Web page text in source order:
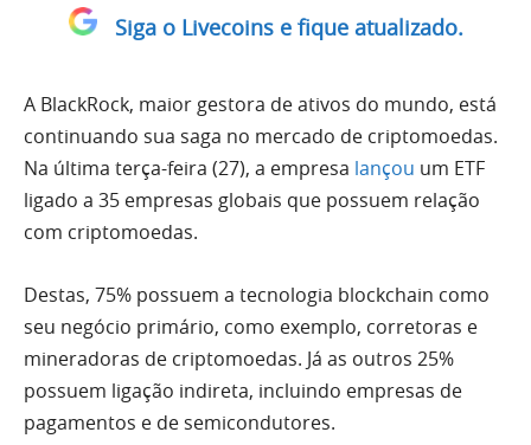
Siga o Livecoins e fique atualizado.
A BlackRock, maior gestora de ativos do mundo, está
continuando sua saga no mercado de criptomoedas.
Na última terça-feira (27), a empresa lançou um ETF
ligado a 35 empresas globais que possuem relação
com criptomoedas.
Destas, 75% possuem a tecnologia blockchain como
seu negócio primário, como exemplo, corretoras e
mineradoras de criptomoedas. Já as outros 25%
possuem ligação indireta, incluindo empresas de
pagamentos e de semicondutores.